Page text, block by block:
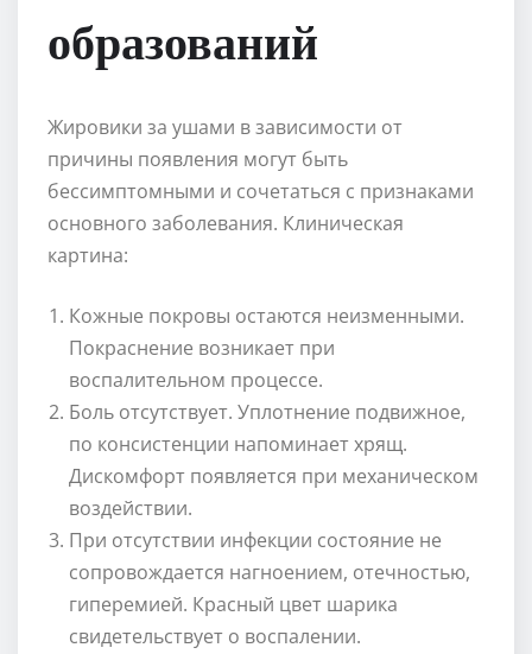
образований
Жировики за ушами в зависимости от
причины появления могут быть
бессимптомными и сочетаться с признаками
основного заболевания. Клиническая
картина:
Кожные покровы остаются неизменными.
Покраснение возникает при
воспалительном процессе.
Боль отсутствует. Уплотнение подвижное,
по консистенции напоминает хрящ.
Дискомфорт появляется при механическом
воздействии.
При отсутствии инфекции состояние не
сопровождается нагноением, отечностью,
гиперемией. Красный цвет шарика
свидетельствует о воспалении.